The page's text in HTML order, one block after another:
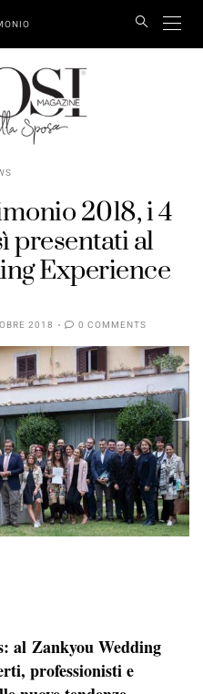
2018, i 4
presentati al
Experience
2018 0 COMMENTS
al Zankyou Wedding
professionisti e